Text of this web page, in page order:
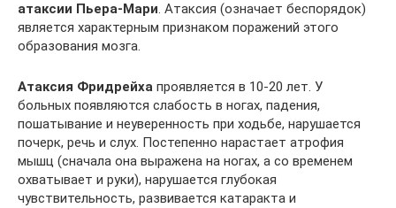
атаксии Пьера-Мари. Атаксия (означает беспорядок)
является характерным признаком поражений этого
образования мозга.
Атаксия Фридрейха проявляется в 10-20 лет. У
больных появляются слабость в ногах, падения,
пошатывание и неуверенность при ходьбе, нарушается
почерк, речь и слух. Постепенно нарастает атрофия
мышц (сначала она выражена на ногах, а со временем
охватывает и руки), нарушается глубокая
чувствительность, развивается катаракта и